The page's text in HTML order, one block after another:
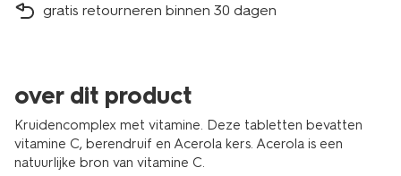
gratis retourneren binnen 30 dagen
over dit product
Kruidencomplex met vitamine. Deze tabletten bevatten
vitamine C, berendruif en Acerola kers. Acerola is een
natuurlijke bron van vitamine C.